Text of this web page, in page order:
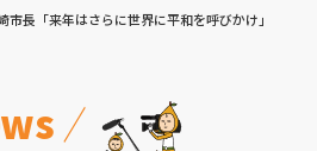
市長「来年はさらに世界に平和を呼びかけ」